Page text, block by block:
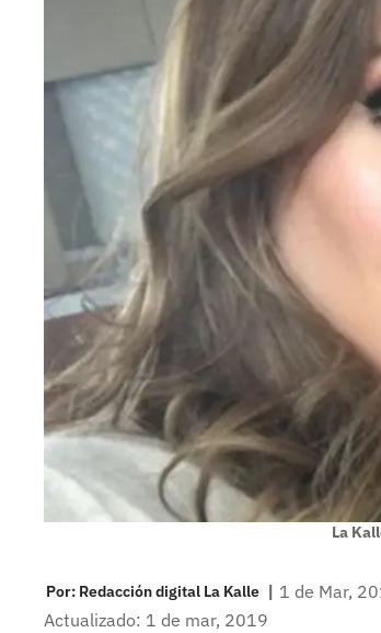
La
Por: Redacción digital La Kalle | 1 de Mar,
Actualizado: 1 de mar, 2019